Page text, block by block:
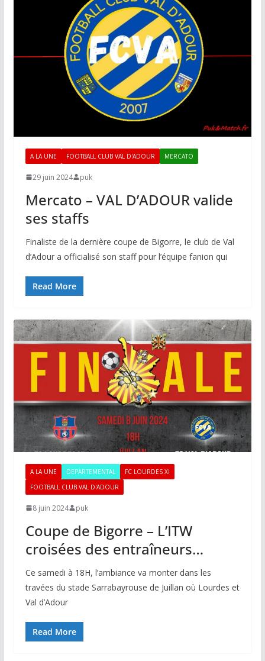
A LA UNE FOOTBALL CLUB VAL D'ADOUR MERCATO
29 juin 2024 puk
Mercato – VAL D’ADOUR valide
ses staffs
Finaliste de la dernière coupe de Bigorre, le club de Val
d’Adour a officialisé son staff pour l’équipe fanion qui
Read More
A LA UNE DEPARTEMENTAL
FC LOURDES XI
FOOTBALL CLUB VAL D'ADOUR
8 juin 2024 puk
Coupe de Bigorre – L’ITW
croisées des entraîneurs…
Ce samedi à 18H, l’ambiance va monter dans les
travées du stade Sarrabayrouse de Juillan où Lourdes et
Val d’Adour
Read More